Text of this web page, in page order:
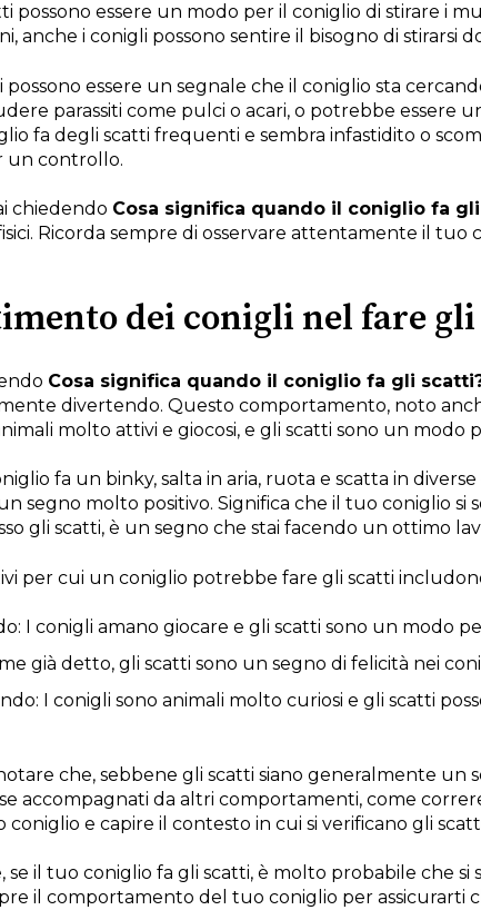
possono essere un modo per il coniglio di stirare i
anche i conigli possono sentire il bisogno di stirarsi
possono essere un segnale che il coniglio sta
parassiti come pulci o acari, o potrebbe essere
fa degli scatti frequenti e sembra infastidito o
un controllo.
chiedendo Cosa significa quando il coniglio fa
Ricorda sempre di osservare attentamente il tuo
dei conigli nel fare
Cosa significa quando il coniglio fa gli
divertendo. Questo comportamento, noto
molto attivi e giocosi, e gli scatti sono un modo
fa un binky, salta in aria, ruota e scatta in
segno molto positivo. Significa che il tuo coniglio
gli scatti, è un segno che stai facendo un ottimo
per cui un coniglio potrebbe fare gli scatti
I conigli amano giocare e gli scatti sono un modo
già detto, gli scatti sono un segno di felicità nei
I conigli sono animali molto curiosi e gli scatti
che, sebbene gli scatti siano generalmente un
accompagnati da altri comportamenti, come
coniglio e capire il contesto in cui si verificano gli
se il tuo coniglio fa gli scatti, è molto probabile che
il comportamento del tuo coniglio per assicurarti